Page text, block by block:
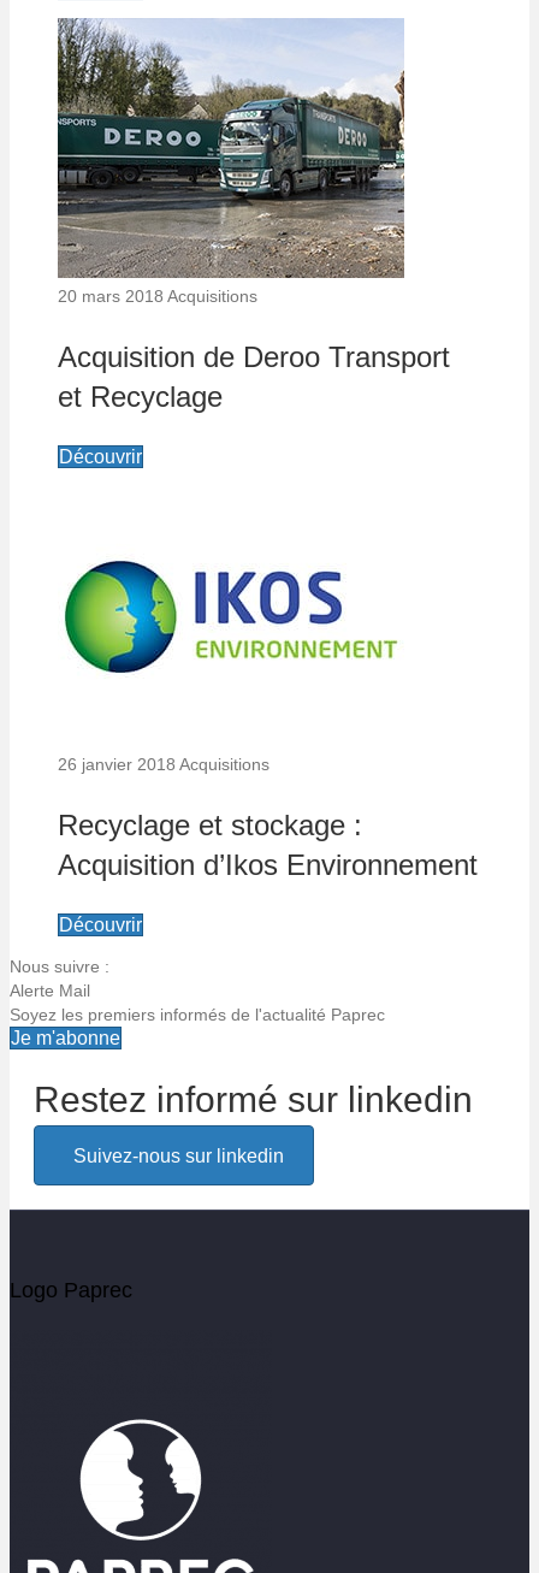
20 mars 2018 Acquisitions
Acquisition de Deroo Transport
et Recyclage
Découvrir
26 janvier 2018 Acquisitions
Recyclage et stockage :
Acquisition d’Ikos Environnement
Découvrir
Nous suivre :
Alerte Mail
Soyez les premiers informés de l'actualité Paprec
Je m'abonne
Alerte email
Votre email
Restez informé sur linkedin
Suivez-nous sur linkedin
Logo Paprec